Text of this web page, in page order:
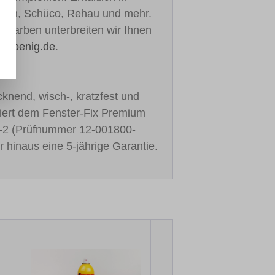
Schüco, Rehau und mehr.
Farben unterbreiten wir Ihnen
koenig.de.
wisch-, kratzfest und
dem Fenster-Fix Premium
(Prüfnummer 12-001800-
hinaus eine 5-jährige Garantie.